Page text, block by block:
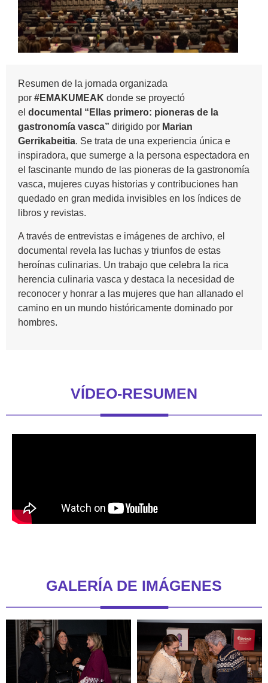
Resumen de la jornada organizada
por #EMAKUMEAK donde se proyectó
el documental “Ellas primero: pioneras de la
gastronomía vasca” dirigido por Marian
Gerrikabeitia. Se trata de una experiencia única e
inspiradora, que sumerge a la persona espectadora en
el fascinante mundo de las pioneras de la gastronomía
vasca, mujeres cuyas historias y contribuciones han
quedado en gran medida invisibles en los índices de
libros y revistas.
A través de entrevistas e imágenes de archivo, el
documental revela las luchas y triunfos de estas
heroínas culinarias. Un trabajo que celebra la rica
herencia culinaria vasca y destaca la necesidad de
reconocer y honrar a las mujeres que han allanado el
camino en un mundo históricamente dominado por
hombres.
VÍDEO-RESUMEN
GALERÍA DE IMÁGENES